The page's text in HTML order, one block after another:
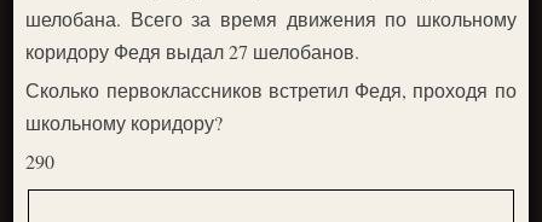
шелобана. Всего за время движения по школьному
коридору Федя выдал 27 шелобанов.
Сколько первоклассников встретил Федя, проходя по
школьному коридору?
290